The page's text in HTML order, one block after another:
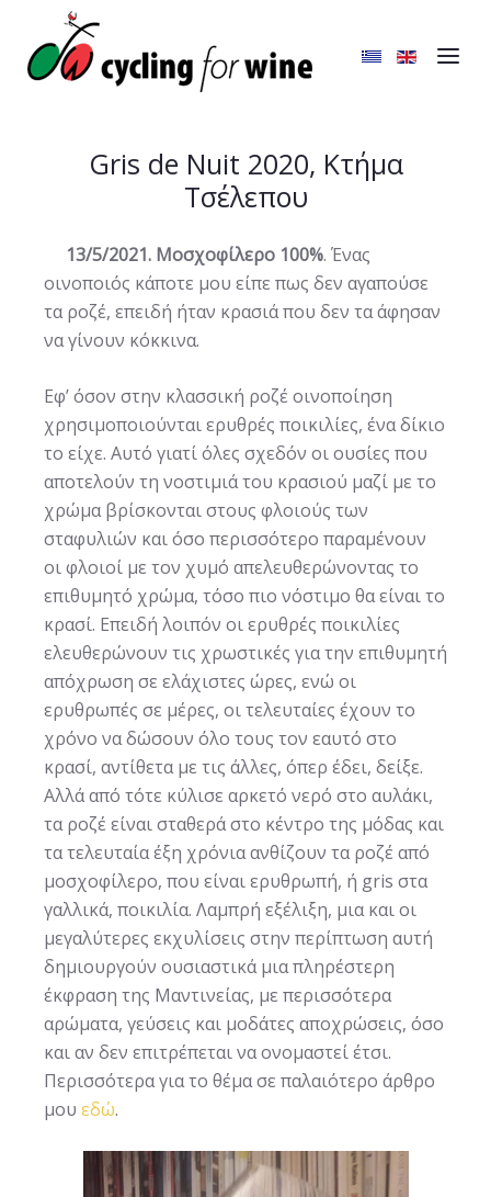
Gris de Nuit 2020, Κτήμα
Τσέλεπου
13/5/2021. Μοσχοφίλερο 100%. Ένας
οινοποιός κάποτε μου είπε πως δεν αγαπούσε
τα ροζέ, επειδή ήταν κρασιά που δεν τα άφησαν
να γίνουν κόκκινα.
Εφ’ όσον στην κλασσική ροζέ οινοποίηση
χρησιμοποιούνται ερυθρές ποικιλίες, ένα δίκιο
το είχε. Αυτό γιατί όλες σχεδόν οι ουσίες που
αποτελούν τη νοστιμιά του κρασιού μαζί με το
χρώμα βρίσκονται στους φλοιούς των
σταφυλιών και όσο περισσότερο παραμένουν
οι φλοιοί με τον χυμό απελευθερώνοντας το
επιθυμητό χρώμα, τόσο πιο νόστιμο θα είναι το
κρασί. Επειδή λοιπόν οι ερυθρές ποικιλίες
ελευθερώνουν τις χρωστικές για την επιθυμητή
απόχρωση σε ελάχιστες ώρες, ενώ οι
ερυθρωπές σε μέρες, οι τελευταίες έχουν το
χρόνο να δώσουν όλο τους τον εαυτό στο
κρασί, αντίθετα με τις άλλες, όπερ έδει, δείξε.
Αλλά από τότε κύλισε αρκετό νερό στο αυλάκι,
τα ροζέ είναι σταθερά στο κέντρο της μόδας και
τα τελευταία έξη χρόνια ανθίζουν τα ροζέ από
μοσχοφίλερο, που είναι ερυθρωπή, ή gris στα
γαλλικά, ποικιλία. Λαμπρή εξέλιξη, μια και οι
μεγαλύτερες εκχυλίσεις στην περίπτωση αυτή
δημιουργούν ουσιαστικά μια πληρέστερη
έκφραση της Μαντινείας, με περισσότερα
αρώματα, γεύσεις και μοδάτες αποχρώσεις, όσο
και αν δεν επιτρέπεται να ονομαστεί έτσι.
Περισσότερα για το θέμα σε παλαιότερο άρθρο
μου εδώ.